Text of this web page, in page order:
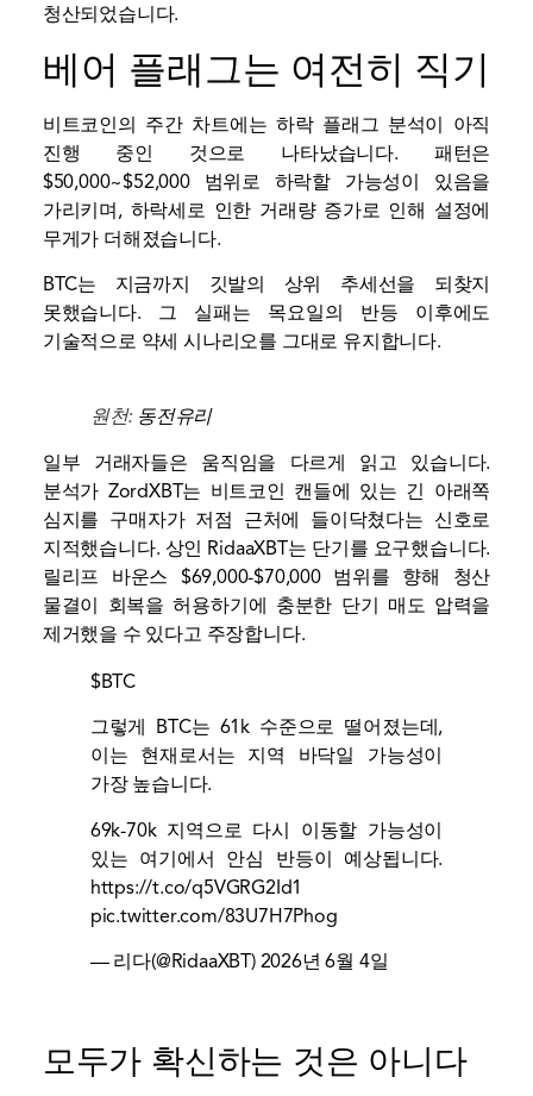
청산되었습니다.
베어 플래그는 여전히 직기
비트코인의 주간 차트에는 하락 플래그 분석이 아직
진행 중인 것으로 나타났습니다. 패턴은
$50,000~$52,000 범위로 하락할 가능성이 있음을
가리키며, 하락세로 인한 거래량 증가로 인해 설정에
무게가 더해졌습니다.
BTC는 지금까지 깃발의 상위 추세선을 되찾지
못했습니다. 그 실패는 목요일의 반등 이후에도
기술적으로 약세 시나리오를 그대로 유지합니다.
원천: 동전유리
일부 거래자들은 움직임을 다르게 읽고 있습니다.
분석가 ZordXBT는 비트코인 ​​캔들에 있는 긴 아래쪽
심지를 구매자가 저점 근처에 들이닥쳤다는 신호로
지적했습니다. 상인 RidaaXBT는 단기를 요구했습니다.
릴리프 바운스 $69,000-$70,000 범위를 향해 청산
물결이 회복을 허용하기에 충분한 단기 매도 압력을
제거했을 수 있다고 주장합니다.
$BTC
그렇게 BTC는 61k 수준으로 떨어졌는데,
이는 현재로서는 지역 바닥일 가능성이
가장 높습니다.
69k-70k 지역으로 다시 이동할 가능성이
있는 여기에서 안심 반등이 예상됩니다.
https://t.co/q5VGRG2Id1
pic.twitter.com/83U7H7Phog
— 리다(@RidaaXBT) 2026년 6월 4일
모두가 확신하는 것은 아니다